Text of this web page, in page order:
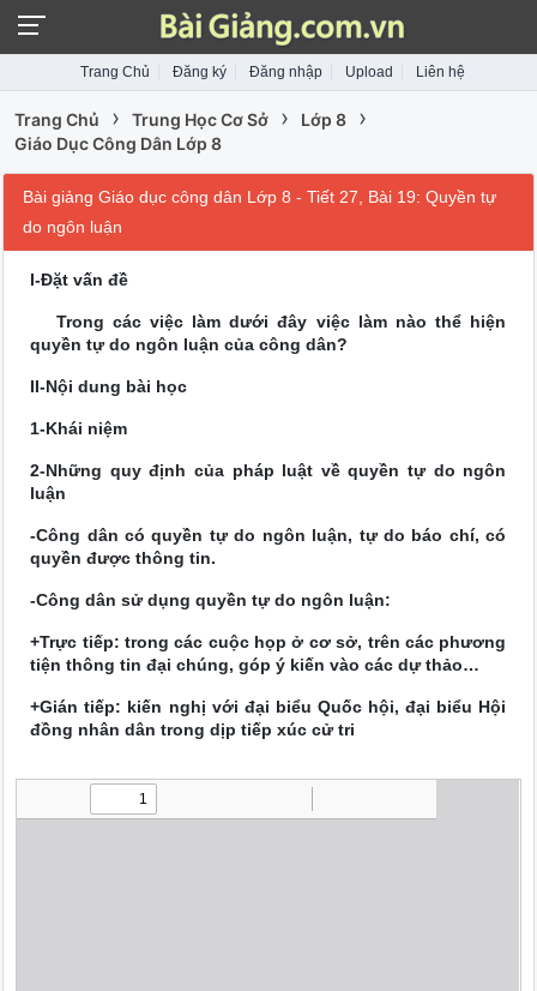
Trang Chủ Đăng ký Đăng nhập Upload Liên hệ
Trang Chủ › Trung Học Cơ Sở › Lớp 8 ›
Giáo Dục Công Dân Lớp 8
Bài giảng Giáo dục công dân Lớp 8 - Tiết 27, Bài 19: Quyền tự
do ngôn luận
I-Đặt vấn đề
Trong các việc làm dưới đây việc làm nào thể hiện
quyền tự do ngôn luận của công dân?
II-Nội dung bài học
1-Khái niệm
2-Những quy định của pháp luật về quyền tự do ngôn
luận
-Công dân có quyền tự do ngôn luận, tự do báo chí, có
quyền được thông tin.
-Công dân sử dụng quyền tự do ngôn luận:
+Trực tiếp: trong các cuộc họp ở cơ sở, trên các phương
tiện thông tin đại chúng, góp ý kiến vào các dự thảo…
+Gián tiếp: kiến nghị với đại biểu Quốc hội, đại biểu Hội
đồng nhân dân trong dịp tiếp xúc cử tri